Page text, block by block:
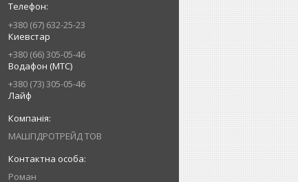
+380 (67) 632-25-23
Киевстар
+380 (66) 305-05-46
Водафон (МТС)
+380 (73) 305-05-46
Лайф
МАШГІДРОТРЕЙД ТОВ
Роман